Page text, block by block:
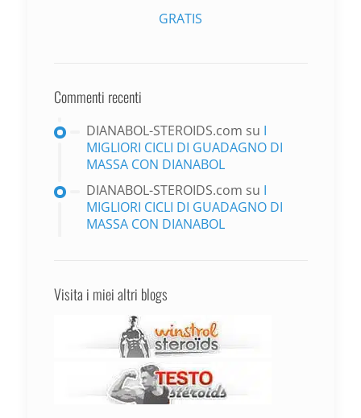
GRATIS
Commenti recenti
DIANABOL-STEROIDS.com su I
MIGLIORI CICLI DI GUADAGNO DI
MASSA CON DIANABOL
DIANABOL-STEROIDS.com su I
MIGLIORI CICLI DI GUADAGNO DI
MASSA CON DIANABOL
Visita i miei altri blogs